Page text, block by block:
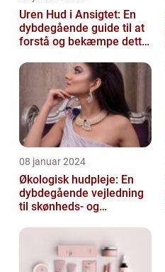
Uren Hud i Ansigtet: En
dybdegående guide til at
forstå og bekæmpe dette
08 januar 2024
Økologisk hudpleje: En
dybdegående vejledning
til skønheds- og